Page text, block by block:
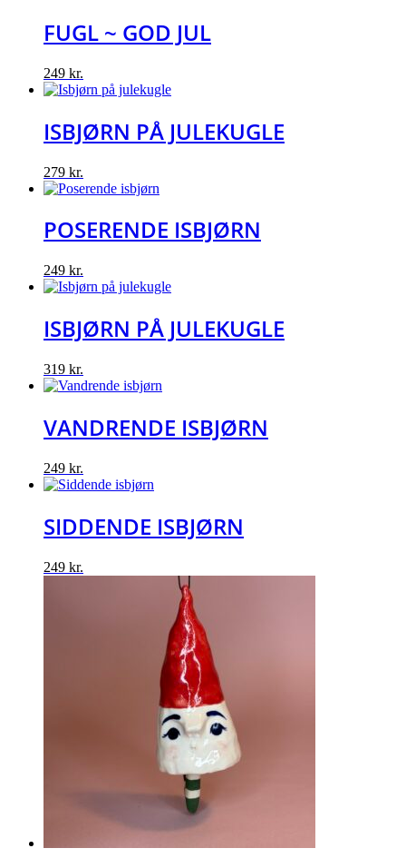
FUGL ~ GOD JUL
249 kr.
ISBJØRN PÅ JULEKUGLE
279 kr.
POSERENDE ISBJØRN
249 kr.
ISBJØRN PÅ JULEKUGLE
319 kr.
VANDRENDE ISBJØRN
249 kr.
SIDDENDE ISBJØRN
249 kr.